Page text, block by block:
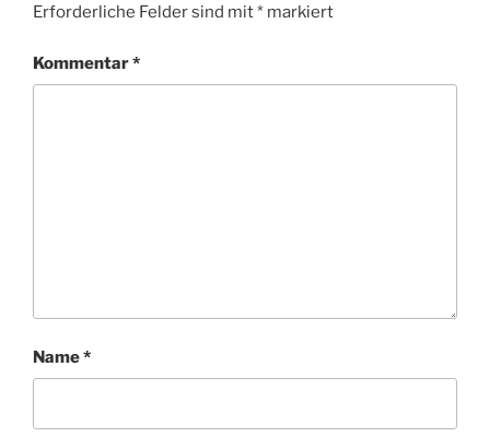
Erforderliche Felder sind mit* markiert
Kommentar*
Name*